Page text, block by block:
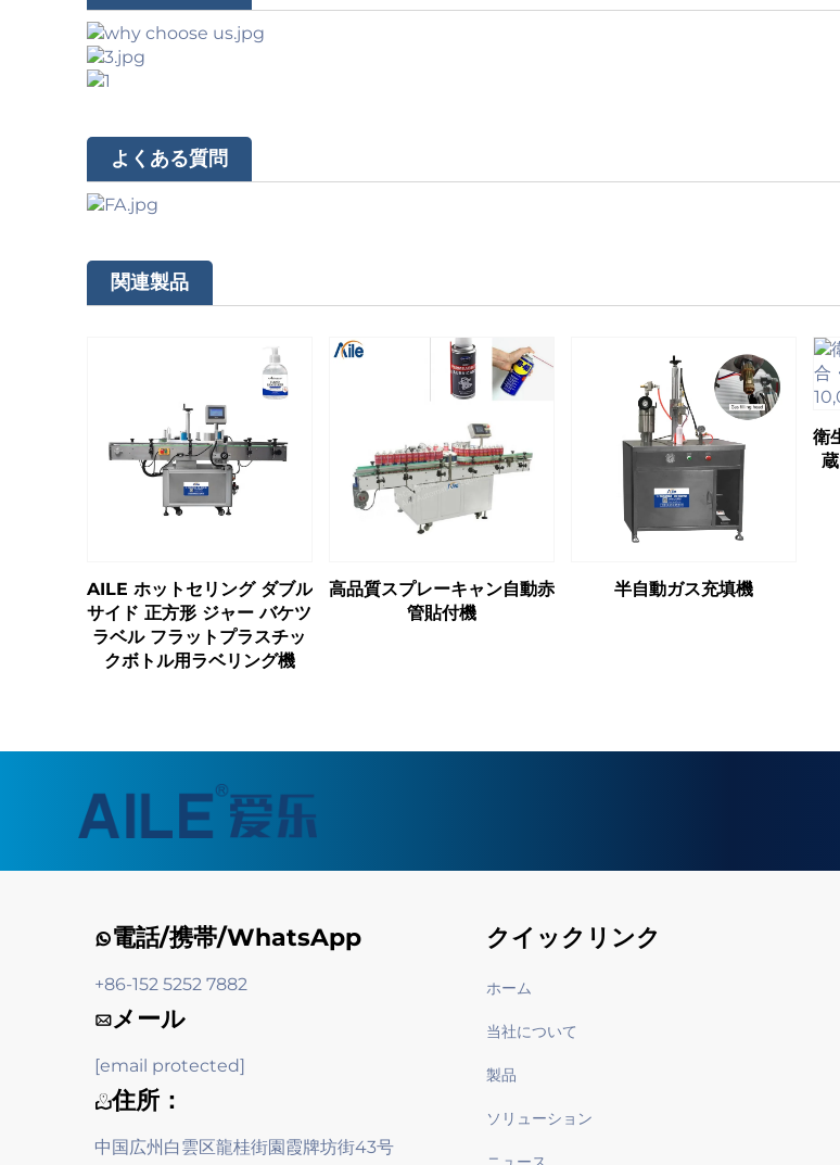
よくある質問
関連製品
AILE ホットセリング ダブル
サイド 正方形 ジャー バケツ
ラベル フラットプラスチッ
クボトル用ラベリング機
高品質スプレーキャン自動赤
管貼付機
半自動ガス充填機
衛
電話/携帯/WhatsApp
+86-152 5252 7882
メール
[email protected]
住所：
中国広州白雲区龍桂街園霞牌坊街43号
クイックリンク
ホーム
当社について
製品
ソリューション